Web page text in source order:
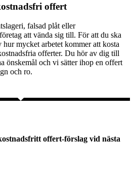
offert
falsad plåt eller
att vända sig till. För att du ska
mycket arbetet kommer att kosta
offerter. Du hör av dig till
önskemål och vi sätter ihop en offert
och ro.
offert-förslag vid nästa